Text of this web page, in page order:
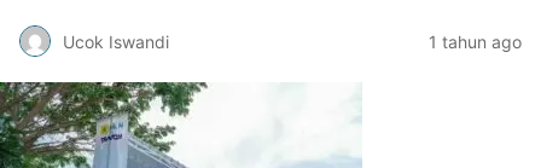
Ucok Iswandi 1 tahun ago